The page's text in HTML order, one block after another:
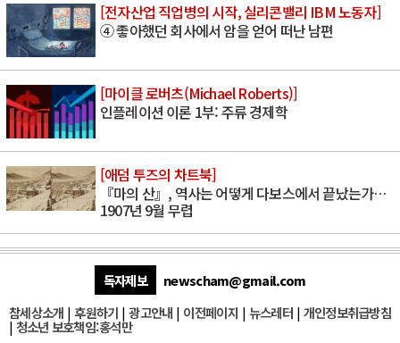
[전자산업 직업병의 시작, 실리콘밸리 IBM 노동자]
④ 좋아했던 회사에서 암을 얻어 떠난 남편
[마이클 로버츠(Michael Roberts)]
인플레이션 이론 1부: 주류 경제학
[애덤 투즈의 차트북]
『마의 산』, 역사는 어떻게 다보스에서 끝났는가…
1907년 9월 무렵
독자제보
newscham@gmail.com
참세상소개 | 후원하기 |광고안내 | 이전페이지 | 뉴스레터| 개인정보취급방침
| 청소년 보호책임:홍석만